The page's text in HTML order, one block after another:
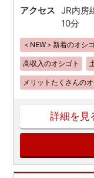
アクセス
JR内房
10分
＜NEW＞新着のオシ
高収入のオシゴト
メリットたくさんの
詳細を見